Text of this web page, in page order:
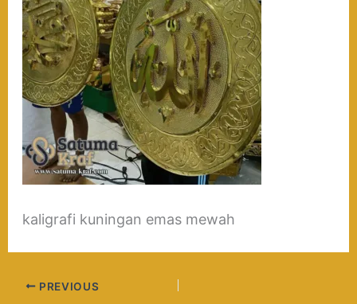
kaligrafi kuningan emas mewah
PREVIOUS